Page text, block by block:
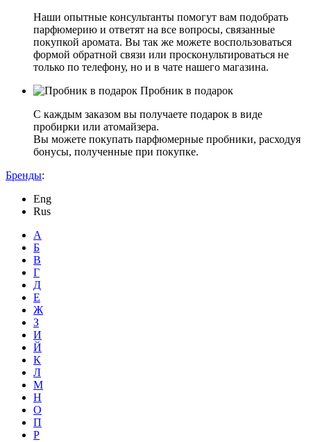
Наши опытные консультанты помогут вам подобрать
парфюмерию и ответят на все вопросы, связанные
покупкой аромата. Вы так же можете воспользоваться
формой обратной связи или просконультироваться не
только по телефону, но и в чате нашего магазина.
Пробник в подарок
С каждым заказом вы получаете подарок в виде
пробирки или атомайзера.
Вы можете покупать парфюмерные пробники, расходуя
бонусы, полученные при покупке.
Бренды:
Eng
Rus
А
Б
В
Г
Д
Е
Ж
З
И
Й
К
Л
М
Н
О
П
Р